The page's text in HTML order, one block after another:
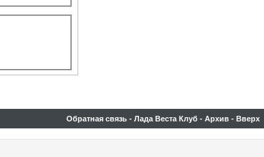
Обратная связь - Лада Веста Клуб - Архив - Вверх